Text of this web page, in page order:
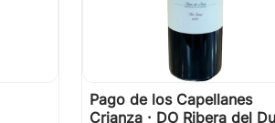
 Vista rápida
Pago de los Capellanes
Crianza · DO Ribera del